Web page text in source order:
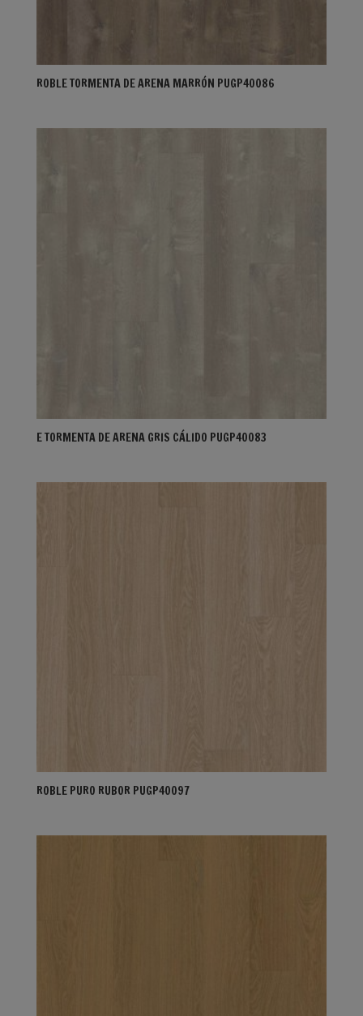
ROBLE TORMENTA DE ARENA MARRÓN PUGP40086
E TORMENTA DE ARENA GRIS CÁLIDO PUGP40083
ROBLE PURO RUBOR PUGP40097